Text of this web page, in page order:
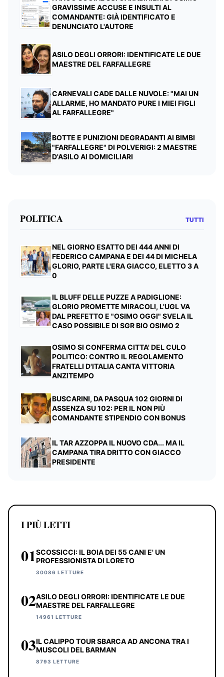
GRAVISSIME ACCUSE E INSULTI AL
COMANDANTE: GIÀ IDENTIFICATO E
DENUNCIATO L'AUTORE
ASILO DEGLI ORRORI: IDENTIFICATE LE DUE
MAESTRE DEL FARFALLEGRE
CARNEVALI CADE DALLE NUVOLE: "MAI UN
ALLARME, HO MANDATO PURE I MIEI FIGLI
AL FARFALLEGRE"
BOTTE E PUNIZIONI DEGRADANTI AI BIMBI
"FARFALLEGRE" DI POLVERIGI: 2 MAESTRE
D'ASILO AI DOMICILIARI
POLITICA TUTTI
NEL GIORNO ESATTO DEI 444 ANNI DI
FEDERICO CAMPANA E DEI 44 DI MICHELA
GLORIO, PARTE L'ERA GIACCO, ELETTO 3 A
0
IL BLUFF DELLE PUZZE A PADIGLIONE:
GLORIO PROMETTE MIRACOLI, L'UGL VA
DAL PREFETTO E "OSIMO OGGI" SVELA IL
CASO POSSIBILE DI SGR BIO OSIMO 2
OSIMO SI CONFERMA CITTA' DEL CULO
POLITICO: CONTRO IL REGOLAMENTO
FRATELLI D'ITALIA CANTA VITTORIA
ANZITEMPO
BUSCARINI, DA PASQUA 102 GIORNI DI
ASSENZA SU 102: PER IL NON PIÙ
COMANDANTE STIPENDIO CON BONUS
IL TAR AZZOPPA IL NUOVO CDA... MA IL
CAMPANA TIRA DRITTO CON GIACCO
PRESIDENTE
I PIÙ LETTI
01SCOSSICCI: IL BOIA DEI 55 CANI E' UN
PROFESSIONISTA DI LORETO
30086 LETTURE
02ASILO DEGLI ORRORI: IDENTIFICATE LE DUE
MAESTRE DEL FARFALLEGRE
14961 LETTURE
03IL CALIPPO TOUR SBARCA AD ANCONA TRA I
MUSCOLI DEL BARMAN
8793 LETTURE